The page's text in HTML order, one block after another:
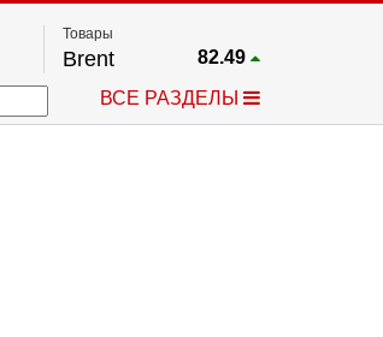
Товары
Brent 82.49
Платина
2.631
ВСЕ РАЗДЕЛЫ